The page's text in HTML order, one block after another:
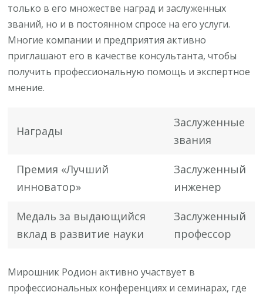
только в его множестве наград и заслуженных
званий, но и в постоянном спросе на его услуги.
Многие компании и предприятия активно
приглашают его в качестве консультанта, чтобы
получить профессиональную помощь и экспертное
мнение.
Награды
Заслуженные
звания
Премия «Лучший
инноватор»
Заслуженный
инженер
Медаль за выдающийся
вклад в развитие науки
Заслуженный
профессор
Мирошник Родион активно участвует в
профессиональных конференциях и семинарах, где